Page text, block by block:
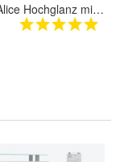
Hochbett Alice Hochglanz mit Farbauswahl